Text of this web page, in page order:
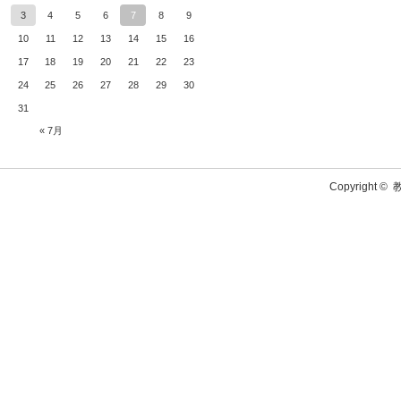
« 7月
3 4 5 6 7 8 9
10 11 12 13 14 15 16
17 18 19 20 21 22 23
24 25 26 27 28 29 30
31
Copyright ©